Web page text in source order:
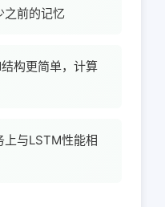
之前的记忆
构更简单，计算
上与LSTM性能相